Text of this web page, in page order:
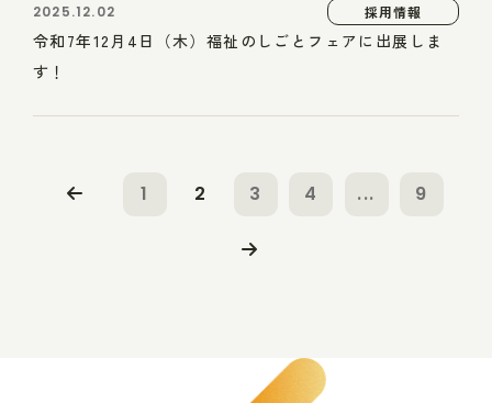
2025.12.02 採用情報
令和7年12月4日（木）福祉のしごとフェアに出展しま
す！
1 2 3 4 ... 9